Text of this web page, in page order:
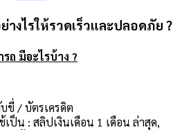
างไรให้รวดเร็วและปลอดภัย ?
ถ มีอะไรบ้าง ?
ขี่ / บัตรเครดิต
ป็น : สลิปเงินเดือน 1 เดือน ล่าสุด,